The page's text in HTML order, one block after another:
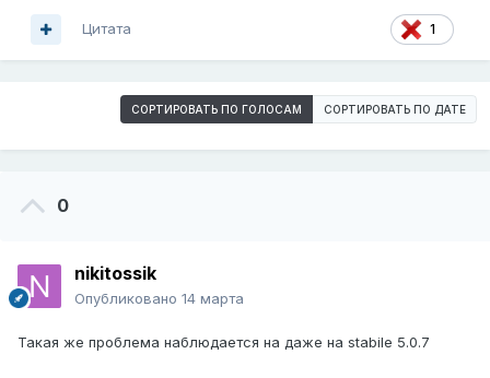
1
Цитата
СОРТИРОВАТЬ ПО ГОЛОСАМ СОРТИРОВАТЬ ПО ДАТЕ
0
nikitossik
Опубликовано 14 марта
Такая же проблема наблюдается на даже на stabile 5.0.7